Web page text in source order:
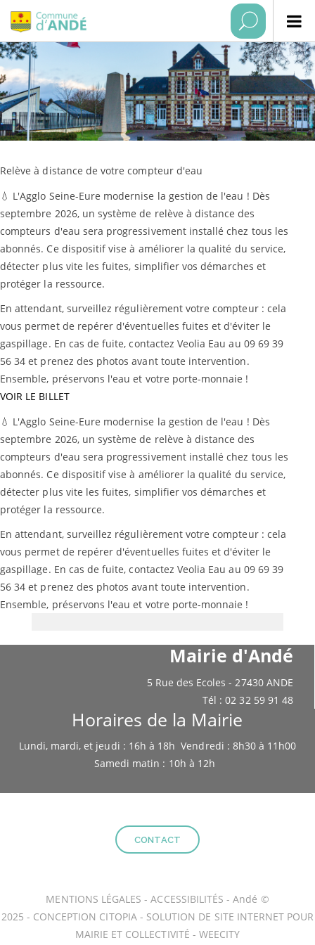
Relève à distance de votre compteur d'eau
💧 L'Agglo Seine-Eure modernise la gestion de l'eau ! Dès
septembre 2026, un système de relève à distance des
compteurs d'eau sera progressivement installé chez tous les
abonnés. Ce dispositif vise à améliorer la qualité du service,
détecter plus vite les fuites, simplifier vos démarches et
protéger la ressource.
En attendant, surveillez régulièrement votre compteur : cela
vous permet de repérer d'éventuelles fuites et d'éviter le
gaspillage. En cas de fuite, contactez Veolia Eau au 09 69 39
56 34 et prenez des photos avant toute intervention.
Ensemble, préservons l'eau et votre porte-monnaie !
VOIR LE BILLET
💧 L'Agglo Seine-Eure modernise la gestion de l'eau ! Dès
septembre 2026, un système de relève à distance des
compteurs d'eau sera progressivement installé chez tous les
abonnés. Ce dispositif vise à améliorer la qualité du service,
détecter plus vite les fuites, simplifier vos démarches et
protéger la ressource.
En attendant, surveillez régulièrement votre compteur : cela
vous permet de repérer d'éventuelles fuites et d'éviter le
gaspillage. En cas de fuite, contactez Veolia Eau au 09 69 39
56 34 et prenez des photos avant toute intervention.
Ensemble, préservons l'eau et votre porte-monnaie !
Mairie d'Andé
5 Rue des Ecoles - 27430 ANDE
Tél : 02 32 59 91 48
Horaires de la Mairie
Lundi, mardi, et jeudi : 16h à 18h Vendredi : 8h30 à 11h00
Samedi matin : 10h à 12h
CONTACT
MENTIONS LÉGALES -ACCESSIBILITÉS - Andé ©
2025 - CONCEPTION CITOPIA- SOLUTION DE SITE INTERNET POUR
MAIRIE ET COLLECTIVITÉ - WEECITY